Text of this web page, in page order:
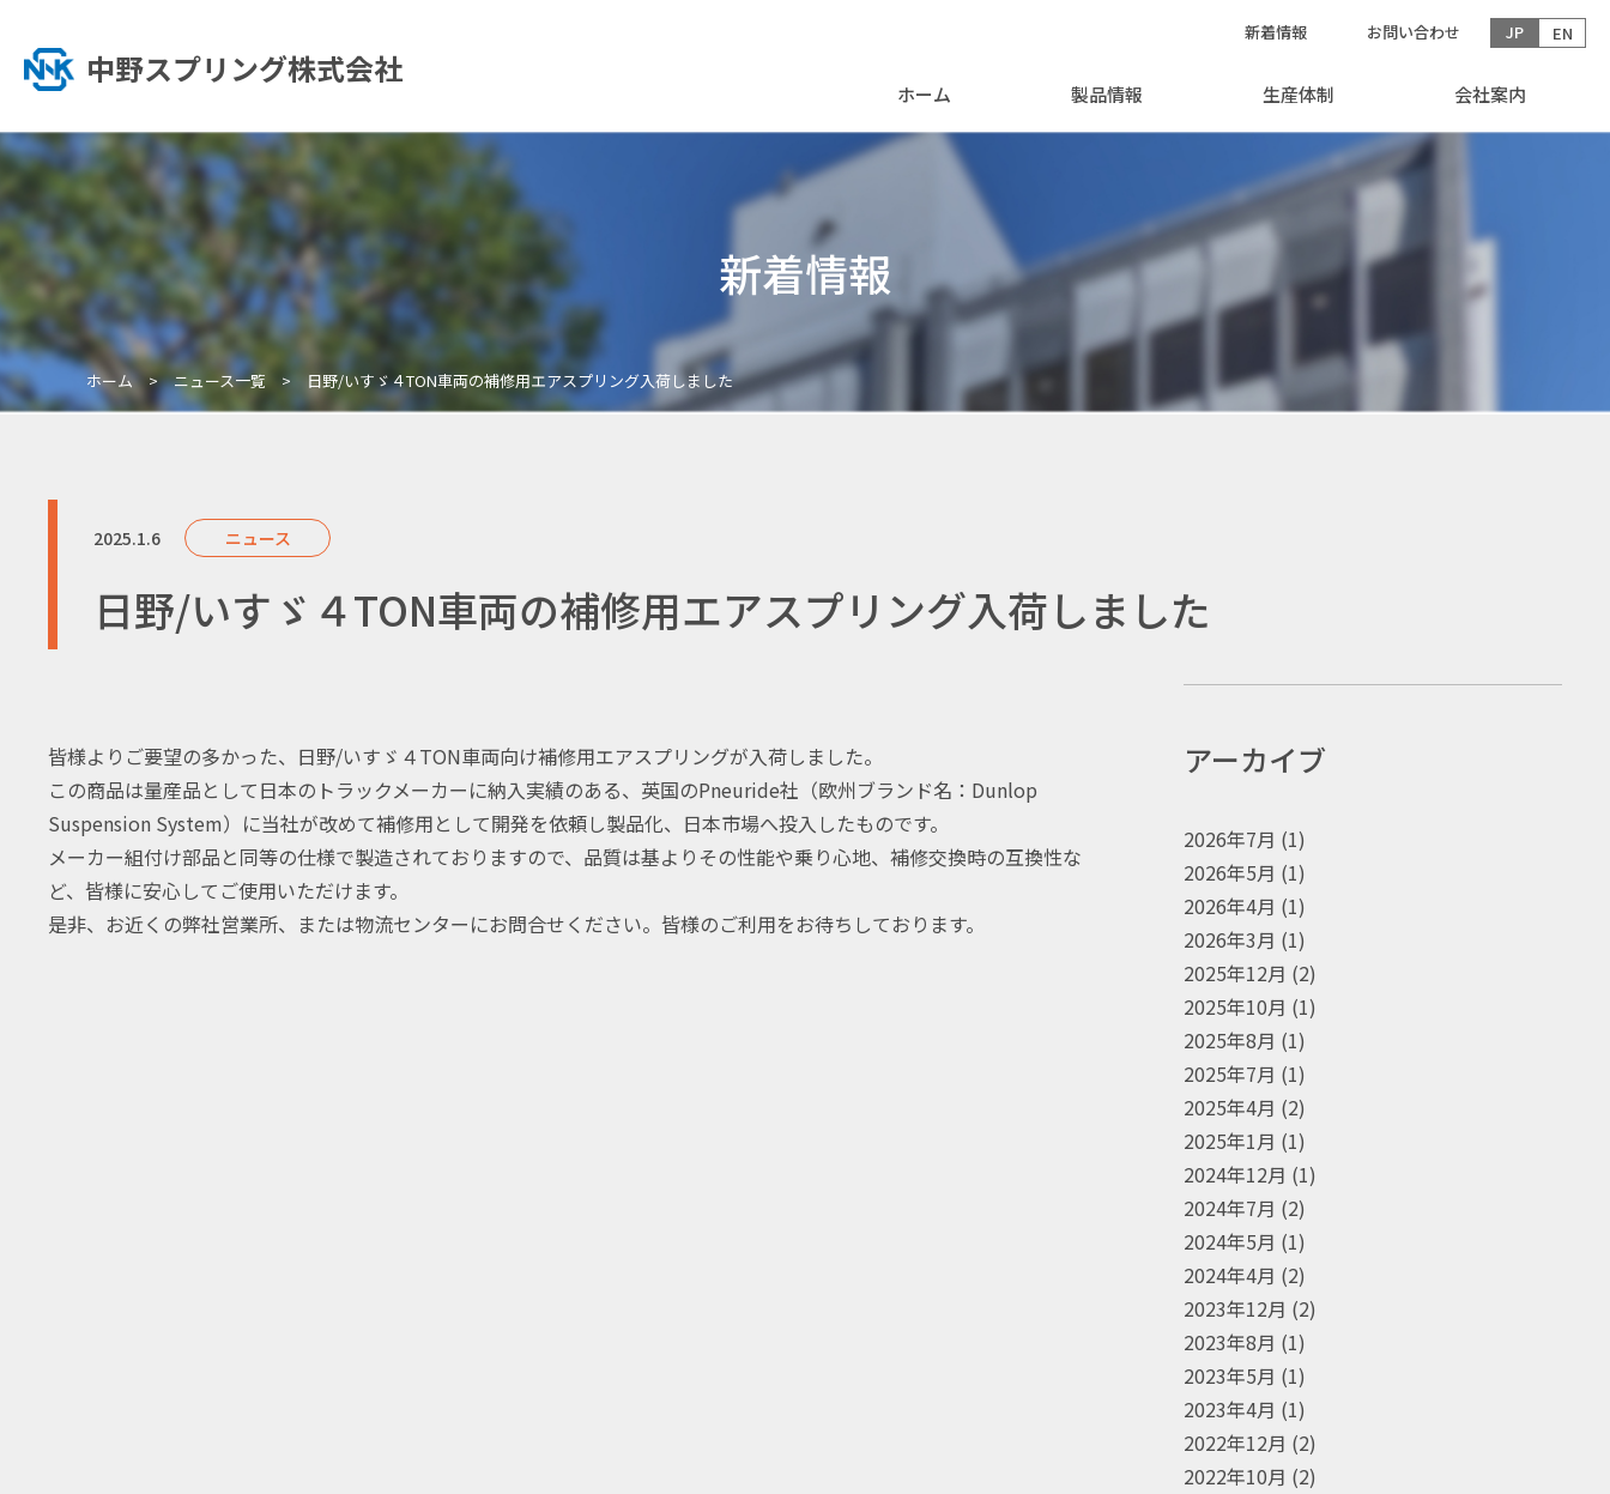
中野スプリング株式会社
新着情報 お問い合わせ JP EN
ホーム 製品情報 生産体制 会社案内
新着情報
ホーム ニュース一覧 日野/いすゞ４TON車両の補修用エアスプリング入荷しました
2025.1.6 ニュース
日野/いすゞ４TON車両の補修用エアスプリング入荷しました
皆様よりご要望の多かった、日野/いすゞ４TON車両向け補修用エアスプリングが入荷しました。
この商品は量産品として日本のトラックメーカーに納入実績のある、英国のPneuride社（欧州ブランド名：Dunlop
Suspension System）に当社が改めて補修用として開発を依頼し製品化、日本市場へ投入したものです。
メーカー組付け部品と同等の仕様で製造されておりますので、品質は基よりその性能や乗り心地、補修交換時の互換性な
ど、皆様に安心してご使用いただけます。
是非、お近くの弊社営業所、または物流センターにお問合せください。皆様のご利用をお待ちしております。
アーカイブ
2026年7月 (1)
2026年5月 (1)
2026年4月 (1)
2026年3月 (1)
2025年12月 (2)
2025年10月 (1)
2025年8月 (1)
2025年7月 (1)
2025年4月 (2)
2025年1月 (1)
2024年12月 (1)
2024年7月 (2)
2024年5月 (1)
2024年4月 (2)
2023年12月 (2)
2023年8月 (1)
2023年5月 (1)
2023年4月 (1)
2022年12月 (2)
2022年10月 (2)